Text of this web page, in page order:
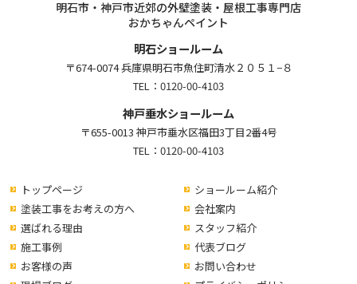
明石市・神戸市近郊の外壁塗装・屋根工事専門店
おかちゃんペイント
明石ショールーム
〒674-0074 兵庫県明石市魚住町清水２０５１−８
TEL： 0120-00-4103
神戸垂水ショールーム
〒655-0013 神戸市垂水区福田3丁目2番4号
TEL： 0120-00-4103
トップページ
塗装工事をお考えの方へ
選ばれる理由
ショールーム紹介
会社案内
スタッフ紹介
施工事例
お客様の声
代表ブログ
お問い合わせ